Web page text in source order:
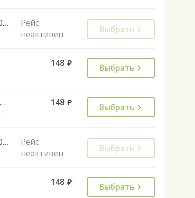
01.05, 08.05, 09.05, 12.06, 06.11, 04.11
Рейс
неактивен
Выбрать
148 руб. Выбрать
Пн,Вт,Ср,Чт,Пт 148 руб. Выбрать
01.05, 08.05, 09.05, 12.06, 06.11, 04.11
Рейс
неактивен
Выбрать
148 руб. Выбрать